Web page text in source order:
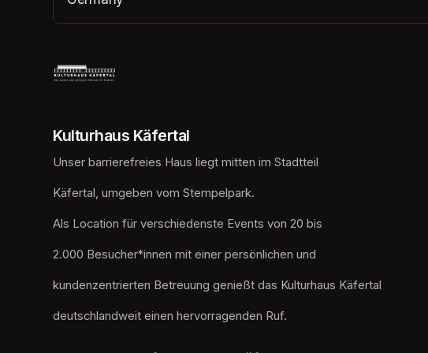
(opens in a new tab)
Kulturhaus Käfertal
Unser barrierefreies Haus liegt mitten im Stadtteil
Käfertal, umgeben vom Stempelpark.
Als Location für verschiedenste Events von 20 bis
2.000 Besucher*innen mit einer persönlichen und
kundenzentrierten Betreuung genießt das Kulturhaus Käfertal
deutschlandweit einen hervorragenden Ruf.